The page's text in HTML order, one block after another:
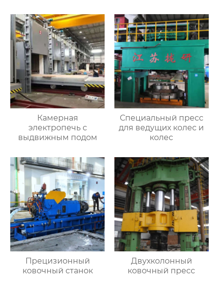
Камерная
электропечь с
выдвижным подом
Специальный пресс
для ведущих колес и
колес
Прецизионный
ковочный станок
Двухколонный
ковочный пресс